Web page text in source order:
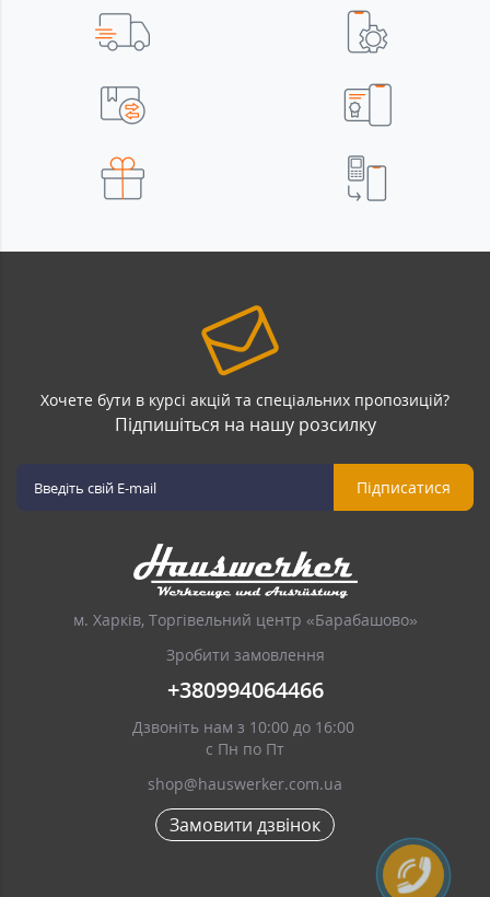
Хочете бути в курсі акцій та спеціальних пропозицій?
Підпишіться на нашу розсилку
Підписатися
м. Харків, Торгівельний центр «Барабашово»
Зробити замовлення
+380994064466
Дзвоніть нам з 10:00 до 16:00
с Пн по Пт
shop@hauswerker.com.ua
Замовити дзвінок